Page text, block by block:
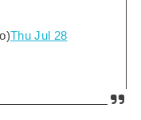
Thu Jul 28